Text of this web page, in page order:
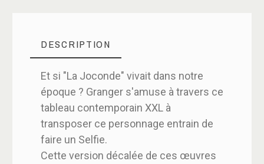
DESCRIPTION
Et si "La Joconde" vivait dans notre
époque ? Granger s'amuse à travers ce
tableau contemporain XXL à
transposer ce personnage entrain de
faire un Selfie.
Cette version décalée de ces œuvres